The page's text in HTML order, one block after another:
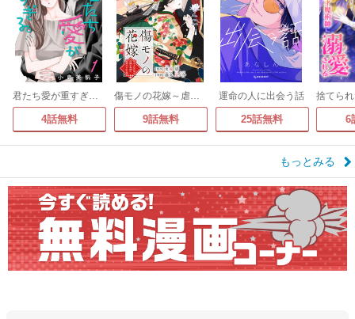
君たち愛が重すぎる。(話売り)
4話無料
傷モノの花嫁～虐げられた私が、皇國の鬼神に見初められた理由～ 分冊版
9話無料
運命の人に出会う話
25話無料 6
もっとみる